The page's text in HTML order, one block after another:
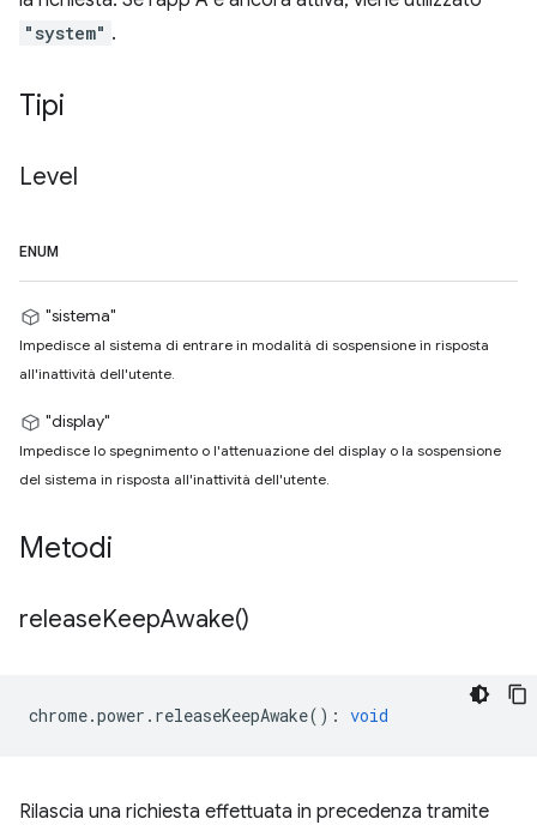
"system" .
Tipi
Level
ENUM
"sistema"
Impedisce al sistema di entrare in modalità di sospensione in risposta
all'inattività dell'utente.
"display"
Impedisce lo spegnimento o l'attenuazione del display o la sospensione
del sistema in risposta all'inattività dell'utente.
Metodi
releaseKeepAwake()
chrome.power . releaseKeepAwake() : void
Rilascia una richiesta effettuata in precedenza tramite